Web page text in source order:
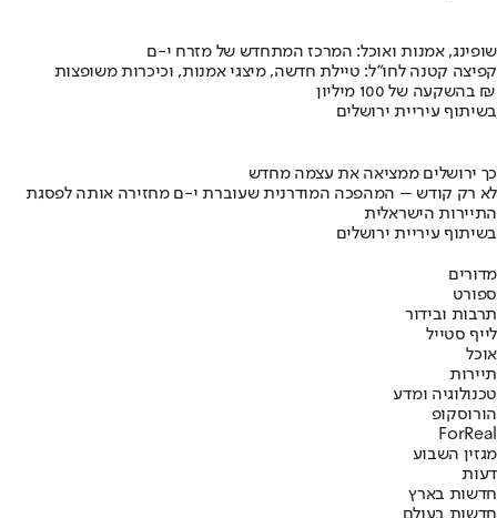
שופינג, אמנות ואוכל: המרכז המתחדש של מזרח י-ם
קפיצה קטנה לחו"ל: טיילת חדשה, מיצגי אמנות, וכיכרות משופצות
בהשקעה של 100 מיליון ₪
בשיתוף עיריית ירושלים
כך ירושלים ממציאה את עצמה מחדש
לא רק קודש – המהפכה המודרנית שעוברת י-ם מחזירה אותה לפסגת
התיירות הישראלית
בשיתוף עיריית ירושלים
מדורים
ספורט
תרבות ובידור
לייף סטייל
אוכל
תיירות
טכנולוגיה ומדע
הורוסקופ
ForReal
מגזין השבוע
דעות
חדשות בארץ